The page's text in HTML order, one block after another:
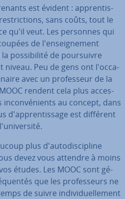
est évident : ap­pren­tis­
sans coûts, tout le
qu'il veut. Les personnes qui
de l'en­seig­ne­ment
pos­si­bi­lité de pour­suivre
niveau. Peu de gens ont l'oc­ca­
avec un pro­fes­seur de la
rendent cela plus ac­ces­
in­con­vé­nients au concept, dans
d'ap­pren­tis­sage est différent
plus d'au­to­dis­ci­pline
devez vous attendre à moins
études. Les MOOC sont gé­
que les pro­fes­seurs ne
de suivre in­di­vi­duel­le­ment